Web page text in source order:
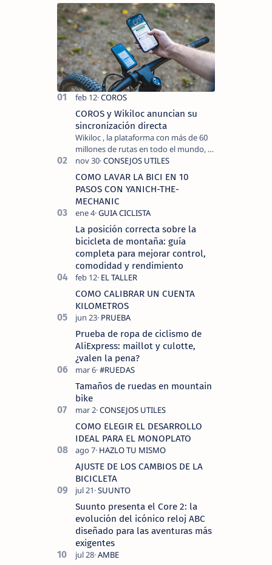
COROS y Wikiloc anuncian su
sincronización directa
Wikiloc , la plataforma con más de 60
millones de rutas en todo el mundo, y
COROS , marca de dispositivos GPS
reconocida mundialmente por su
tecnolo…
COMO LAVAR LA BICI EN 10
PASOS CON YANICH-THE-
MECHANIC
La posición correcta sobre la
bicicleta de montaña: guía
completa para mejorar control,
comodidad y rendimiento
COMO CALIBRAR UN CUENTA
KILOMETROS
Prueba de ropa de ciclismo de
AliExpress: maillot y culotte,
¿valen la pena?
Tamaños de ruedas en mountain
bike
COMO ELEGIR EL DESARROLLO
IDEAL PARA EL MONOPLATO
AJUSTE DE LOS CAMBIOS DE LA
BICICLETA
Suunto presenta el Core 2: la
evolución del icónico reloj ABC
diseñado para las aventuras más
exigentes